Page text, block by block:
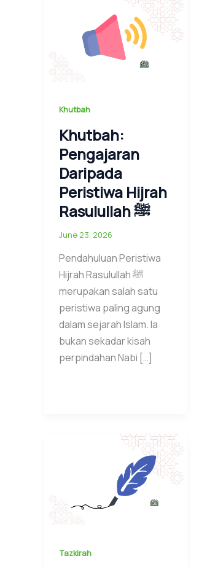
Khutbah
Khutbah:
Pengajaran
Daripada
Peristiwa Hijrah
Rasulullah ﷺ
June 23, 2026
Pendahuluan Peristiwa
Hijrah Rasulullah ﷺ
merupakan salah satu
peristiwa paling agung
dalam sejarah Islam. Ia
bukan sekadar kisah
perpindahan Nabi […]
Tazkirah